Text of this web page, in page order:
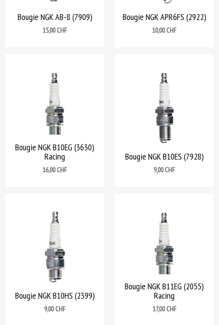
Bougie NGK AB-8 (7909)
Prix
15,00 CHF
Bougie NGK APR6FS (2922)
Prix
10,00 CHF
Bougie NGK B10EG (3630)
Racing
Prix
16,00 CHF
Bougie NGK B10ES (7928)
Prix
9,00 CHF
Bougie NGK B10HS (2399)
Prix
9,00 CHF
Bougie NGK B11EG (2055)
Racing
Prix
17,00 CHF